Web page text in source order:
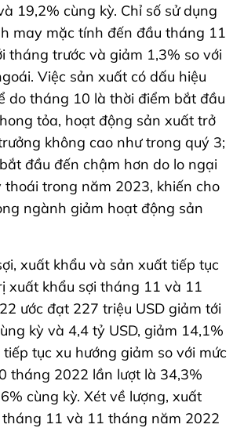
19,2% cùng kỳ. Chỉ số sử dụng
may mặc tính đến đầu tháng 11
tháng trước và giảm 1,3% so với
Việc sản xuất có dấu hiệu
do tháng 10 là thời điểm bắt đầu
tỏa, hoạt động sản xuất trở
không cao như trong quý 3;
đầu đến chậm hơn do lo ngại
thoái trong năm 2023, khiến cho
ngành giảm hoạt động sản
xuất khẩu và sản xuất tiếp tục
xuất khẩu sợi tháng 11 và 11
ước đạt 227 triệu USD giảm tới
kỳ và 4,4 tỷ USD, giảm 14,1%
tiếp tục xu hướng giảm so với mức
tháng 2022 lần lượt là 34,3%
cùng kỳ. Xét về lượng, xuất
11 và 11 tháng năm 2022